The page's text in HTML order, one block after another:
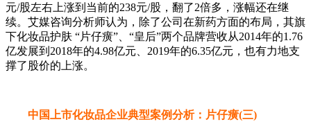
元/股左右上涨到当前的238元/股，翻了2倍多，涨幅还在继
续。艾媒咨询分析师认为，除了公司在新药方面的布局，其旗
下化妆品护肤 “片仔癀”、“皇后”两个品牌营收从2014年的1.76
亿发展到2018年的4.98亿元、2019年的6.35亿元，也有力地支
撑了股价的上涨。
中国上市化妆品企业典型案例分析：片仔癀(三)